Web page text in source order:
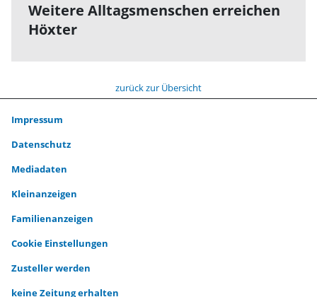
Weitere Alltagsmenschen erreichen
Höxter
zurück zur Übersicht
Impressum
Datenschutz
Mediadaten
Kleinanzeigen
Familienanzeigen
Cookie Einstellungen
Zusteller werden
keine Zeitung erhalten